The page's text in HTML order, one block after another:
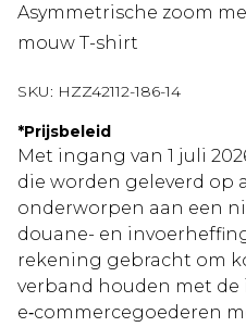
Asymmetrische zoom
mouw T-shirt
SKU: HZZ42112-186-14
*Prijsbeleid
Met ingang van 1 juli
die worden geleverd op
onderworpen aan een
douane- en
rekening gebracht om
verband houden met de
e‑commercegoederen